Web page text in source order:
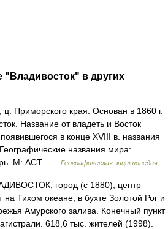
"Владивосток" в других
Приморского края. Основан в 1860 г.
Название от владеть и Восток
в конце XVIII в. названия
названия мира:
М: АСТ …
Географическая энциклопедия
город (с 1880), центр
на Тихом океане, в бухте Золотой Рог и
Амурского залива. Конечный пункт
618,6 тыс. жителей (1998).